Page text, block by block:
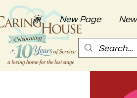
家 New Page